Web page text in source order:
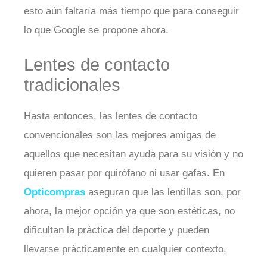
esto aún faltaría más tiempo que para conseguir
lo que Google se propone ahora.
Lentes de contacto
tradicionales
Hasta entonces, las lentes de contacto
convencionales son las mejores amigas de
aquellos que necesitan ayuda para su visión y no
quieren pasar por quirófano ni usar gafas. En
Opticompras aseguran que las lentillas son, por
ahora, la mejor opción ya que son estéticas, no
dificultan la práctica del deporte y pueden
llevarse prácticamente en cualquier contexto,